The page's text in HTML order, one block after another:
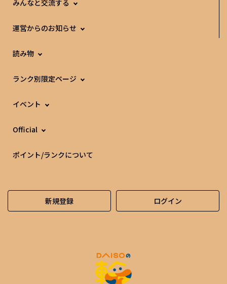
みんなと交流する
運営からのお知らせ
読み物
ランク別限定ページ
イベント
Official
ポイント/ランクについて
新規登録 ログイン